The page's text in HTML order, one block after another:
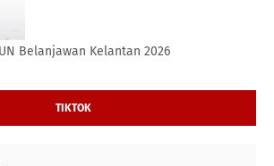
Belanjawan Kelantan 2026
TIKTOK